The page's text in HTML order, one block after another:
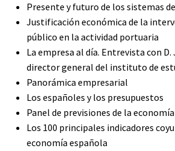
Presente y futuro de los sistemas
Justificación económica de la
público en la actividad portuaria
La empresa al día. Entrevista con D.
director general del instituto de
Panorámica empresarial
Los españoles y los presupuestos
Panel de previsiones de la
Los 100 principales indicadores
economía española